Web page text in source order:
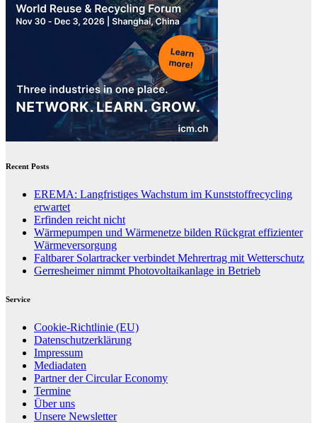
Recent Posts
EREMA: Langfristiges Wachstum im Kunststoffrecycling
erwartet
Erfinden reicht nicht
Wärmepumpen und Wärmenetze bilden Rückgrat effizienter
Wärmeversorgung
Faltbarer Solartracker verbindet Mehrertrag mit Wetterschutz
Gerresheimer nimmt Photovoltaikanlage in Betrieb
Service
Cookie-Richtlinie (EU)
Datenschutzerklärung
Impressum
Mediadaten
Partner der Circular Economy
Termine
Über uns
Unsere Newsletter